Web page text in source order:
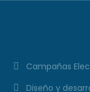
Campañas
Diseño y